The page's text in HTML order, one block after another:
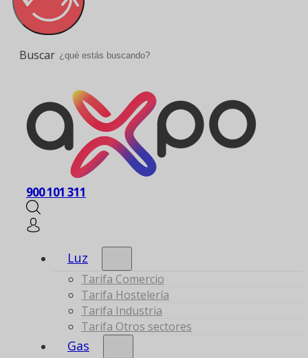
Buscar
900 101 311
Luz
Tarifa Comercio
Tarifa Hostelería
Tarifa Industria
Tarifa Otros sectores
Gas